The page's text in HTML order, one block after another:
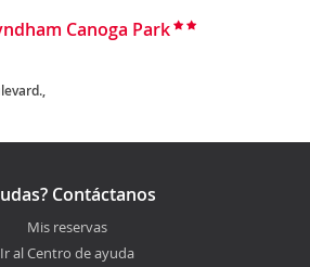
Canoga Park
Contáctanos
Mis reservas
Ir al Centro de ayuda